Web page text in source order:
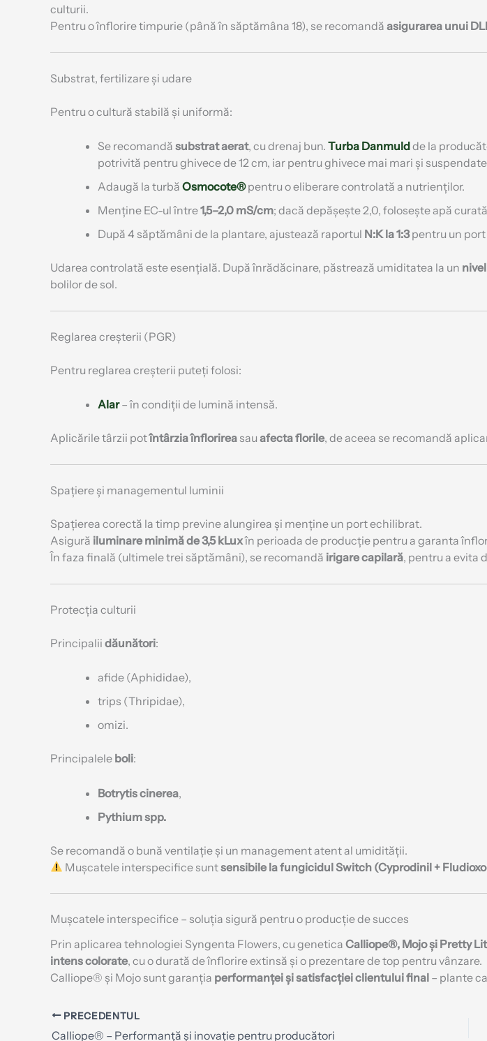
culturii.
Pentru o înflorire timpurie (până în săptămâna 18), se recomandă asigurarea unui
Substrat, fertilizare și udare
Pentru o cultură stabilă și uniformă:
Se recomandă substrat aerat, cu drenaj bun. Turba Danmuldde la
potrivită pentru ghivece de 12 cm, iar pentru ghivece mai mari și
Adaugă la turbă Osmocote® pentru o eliberare controlată a nutrienților.
Menține EC-ul între1,5–2,0 mS/cm; dacă depășește 2,0, folosește apă curată
După 4 săptămâni de la plantare, ajustează raportul N:K la 1:3pentru un
Udarea controlată este esențială. După înrădăcinare, păstrează umiditatea la un
bolilor de sol.
Reglarea creșterii (PGR)
Pentru reglarea creșterii puteți folosi:
Alar– în condiții de lumină intensă.
Aplicările târzii potîntârzia înflorirea sau afecta florile, de aceea se recomandă
Spațiere și managementul luminii
Spațierea corectă la timp previne alungirea și menține un port echilibrat.
Asigură iluminare minimă de 3,5 kLuxîn perioada de producție pentru a garanta
În faza finală (ultimele trei săptămâni), se recomandă irigare capilară, pentru a evita
Protecția culturii
Principalii dăunători:
afide (Aphididae),
trips (Thripidae),
omizi.
Principalele boli:
Botrytis cinerea,
Pythium spp.
Se recomandă o bună ventilație și un management atent al umidității.
Mușcatele interspecifice suntsensibile la fungicidul Switch (Cyprodinil +
Mușcatele interspecifice – soluția sigură pentru o producție de succes
Prin aplicarea tehnologiei Syngenta Flowers, cu genetica Calliope®, Mojo și Pretty
intens colorate, cu o durată de înflorire extinsă și o prezentare de top pentru vânzare.
Calliope® și Mojo sunt garanția performanței și satisfacției clientului final – plante
PRECEDENTUL
Calliope® – Performanță și inovație pentru producători